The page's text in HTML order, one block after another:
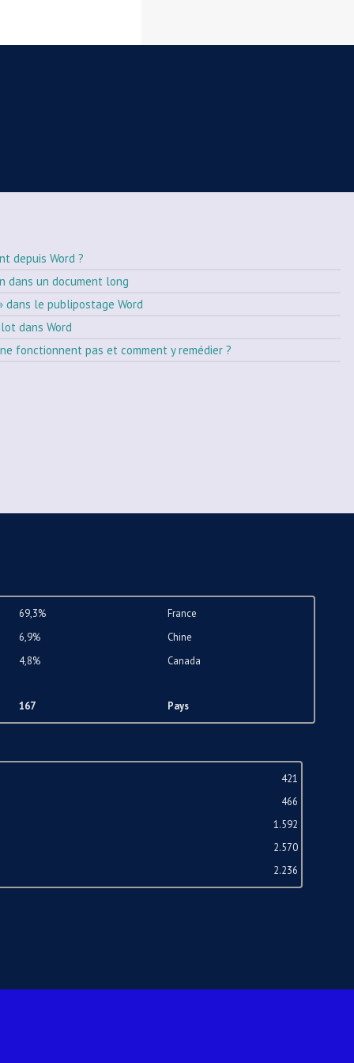
depuis Word ?
dans un document long
dans le publipostage Word
dans Word
fonctionnent pas et comment y remédier ?
69,3%
France
6,9%
Chine
4,8%
Canada
167 Pays
421
466
1.592
2.570
2.236